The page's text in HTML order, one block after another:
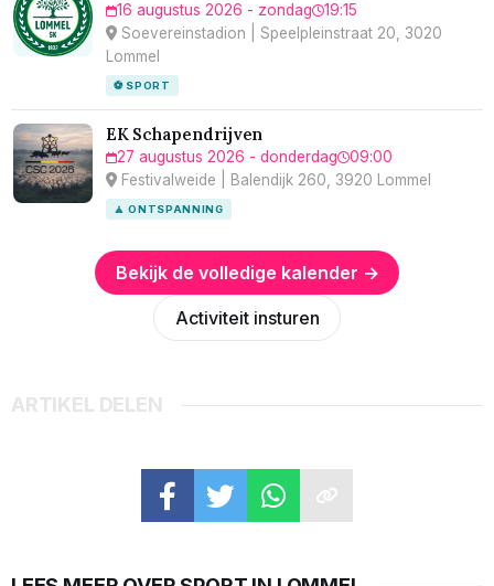
16 augustus 2026 - zondag
19:15
Soevereinstadion | Speelpleinstraat 20, 3020
Lommel
⚽ SPORT
EK Schapendrijven
27 augustus 2026 - donderdag
09:00
Festivalweide | Balendijk 260, 3920 Lommel
🧘 ONTSPANNING
Bekijk de volledige kalender →
Activiteit insturen
ARTIKEL DELEN